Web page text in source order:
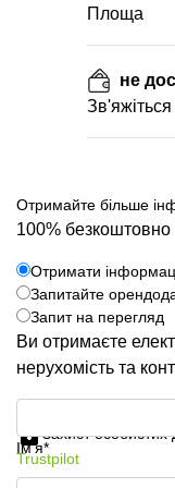
Площа
не
Отримайте більше
100% безкоштовно
Отримати
Запитайте
Запит на перегляд
Ви отримаєте
нерухомість та
Ім'я*
Захист особистих
Trustpilot